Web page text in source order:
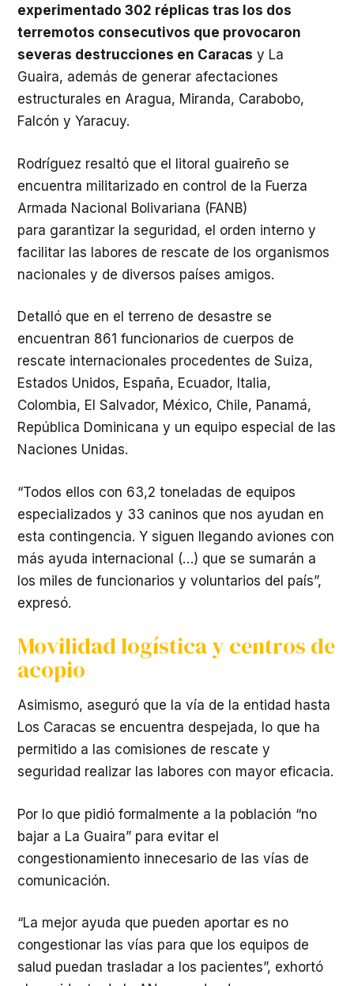
experimentado 302 réplicas tras los dos
terremotos consecutivos que provocaron
severas destrucciones en Caracas y La
Guaira, además de generar afectaciones
estructurales en Aragua, Miranda, Carabobo,
Falcón y Yaracuy.
​Rodríguez resaltó que el litoral guaireño se
encuentra militarizado en control de la Fuerza
Armada Nacional Bolivariana (FANB)
para garantizar la seguridad, el orden interno y
facilitar las labores de rescate de los organismos
nacionales y de diversos países amigos.
​Detalló que en el terreno de desastre se
encuentran 861 funcionarios de cuerpos de
rescate internacionales procedentes de Suiza,
Estados Unidos, España, Ecuador, Italia,
Colombia, El Salvador, México, Chile, Panamá,
República Dominicana y un equipo especial de las
Naciones Unidas.
​“Todos ellos con 63,2 toneladas de equipos
especializados y 33 caninos que nos ayudan en
esta contingencia. Y siguen llegando aviones con
más ayuda internacional (…) que se sumarán a
los miles de funcionarios y voluntarios del país”,
expresó.
Movilidad logística y centros de
acopio
​Asimismo, aseguró que la vía de la entidad hasta
Los Caracas se encuentra despejada, lo que ha
permitido a las comisiones de rescate y
seguridad realizar las labores con mayor eficacia.
​Por lo que pidió formalmente a la población “no
bajar a La Guaira” para evitar el
congestionamiento innecesario de las vías de
comunicación.
“La mejor ayuda que pueden aportar es no
congestionar las vías para que los equipos de
salud puedan trasladar a los pacientes”, exhortó